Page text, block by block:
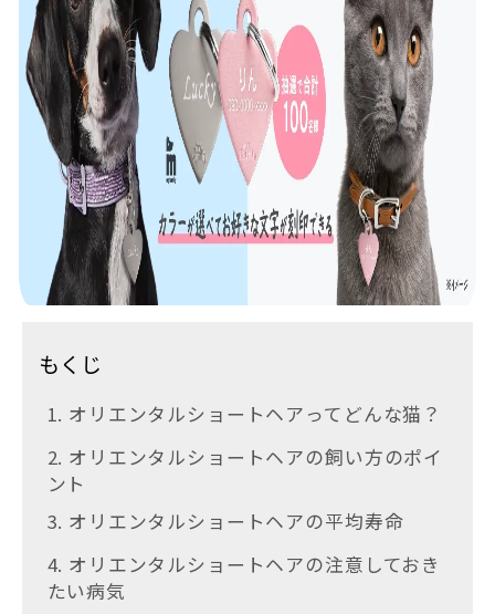
もくじ
1. オリエンタルショートヘアってどんな猫？
2. オリエンタルショートヘアの飼い方のポイ
ント
3. オリエンタルショートヘアの平均寿命
4. オリエンタルショートヘアの注意しておき
たい病気